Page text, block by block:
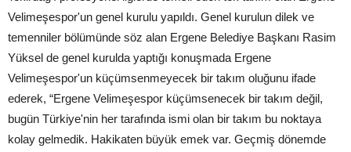
Velimeşespor'un genel kurulu yapıldı. Genel kurulun dilek ve
temenniler bölümünde söz alan Ergene Belediye Başkanı Rasim
Yüksel de genel kurulda yaptığı konuşmada Ergene
Velimeşespor'un küçümsenmeyecek bir takım oluğunu ifade
ederek, “Ergene Velimeşespor küçümsenecek bir takım değil,
bugün Türkiye'nin her tarafında ismi olan bir takım bu noktaya
kolay gelmedik. Hakikaten büyük emek var. Geçmiş dönemde